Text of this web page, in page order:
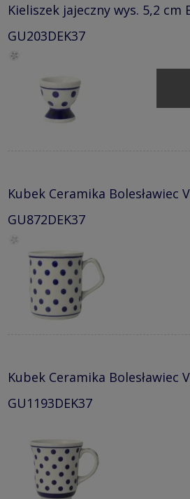
Kieliszek jajeczny wys. 5,2 cm
GU203DEK37
Kubek Ceramika Bolesławiec
GU872DEK37
Kubek Ceramika Bolesławiec
GU1193DEK37